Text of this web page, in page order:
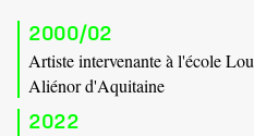
2000/02
Artiste intervenante à l'école
Aliénor d'Aquitaine
2022